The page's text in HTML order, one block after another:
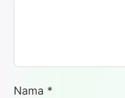
Nama *